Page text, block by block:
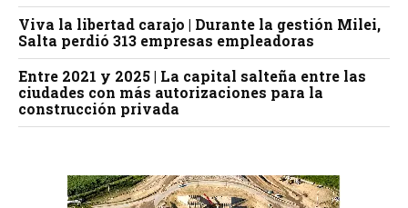
Viva la libertad carajo | Durante la gestión Milei,
Salta perdió 313 empresas empleadoras
Entre 2021 y 2025 | La capital salteña entre las
ciudades con más autorizaciones para la
construcción privada